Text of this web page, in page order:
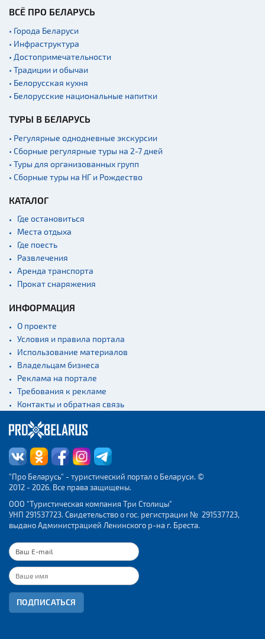
ВСЁ ПРО БЕЛАРУСЬ
• Города Беларуси
• Инфраструктура
• Достопримечательности
• Традиции и обычаи
• Белорусская кухня
• Белорусские национальные напитки
ТУРЫ В БЕЛАРУСЬ
• Регулярные однодневные экскурсии
• Сборные регулярные туры на 2-7 дней
• Туры для организованных групп
• Сборные туры на НГ и Рождество
КАТАЛОГ
Где остановиться
Места отдыха
Где поесть
Развлечения
Аренда транспорта
Прокат снаряжения
ИНФОРМАЦИЯ
О проекте
Условия и правила портала
Использование материалов
Владельцам бизнеса
Реклама на портале
Требования к рекламе
Контакты и обратная связь
"Про Беларусь" - туристический портал о Беларуси. ©
2012 - 2026. Все права защищены.
ООО "Туристическая компания Три Столицы"
УНП 291537723. Свидетельство о гос. регистрации № 291537723,
выдано Администрацией Ленинского р-на г. Бреста.
ПОДПИСАТЬСЯ